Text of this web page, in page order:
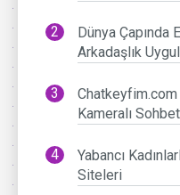
Dünya Çapında
Arkadaşlık
Kameralı
Yabancı
Siteleri